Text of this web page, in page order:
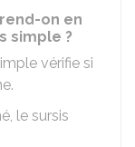
on en
simple ?
vérifie si
le sursis